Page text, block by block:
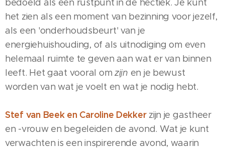
bedoeld als een rustpunt in de hectiek. Je kunt
het zien als een moment van bezinning voor jezelf,
als een 'onderhoudsbeurt' van je
energiehuishouding, of als uitnodiging om even
helemaal ruimte te geven aan wat er van binnen
leeft. Het gaat vooral om zijn en je bewust
worden van wat je voelt en wat je nodig hebt.
Stef van Beek en Caroline Dekker zijn je gastheer
en -vrouw en begeleiden de avond. Wat je kunt
verwachten is een inspirerende avond, waarin